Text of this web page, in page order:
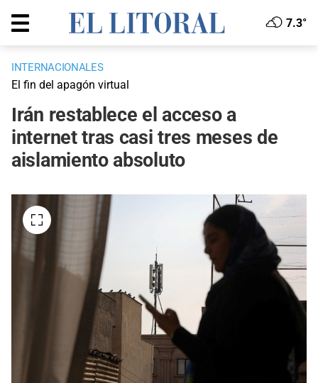
7.3°
INTERNACIONALES
El fin del apagón virtual
Irán restablece el acceso a
internet tras casi tres meses de
aislamiento absoluto